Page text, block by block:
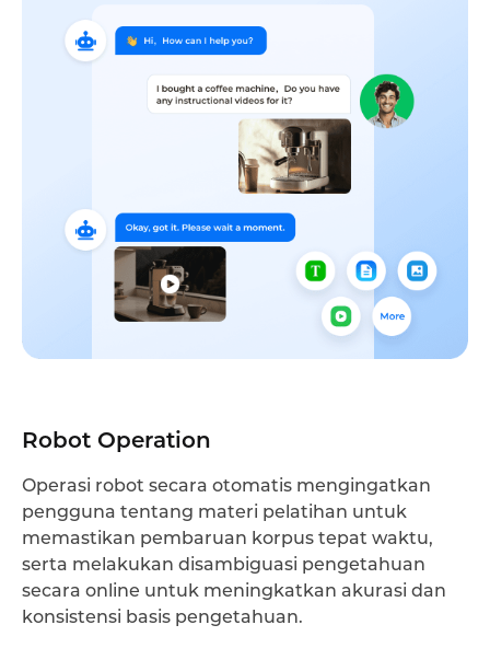
Robot Operation
Operasi robot secara otomatis mengingatkan
pengguna tentang materi pelatihan untuk
memastikan pembaruan korpus tepat waktu,
serta melakukan disambiguasi pengetahuan
secara online untuk meningkatkan akurasi dan
konsistensi basis pengetahuan.